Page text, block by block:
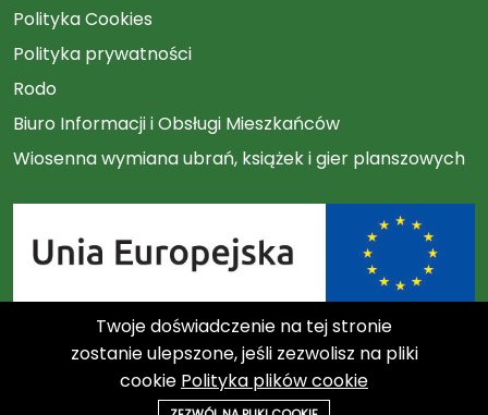
Polityka Cookies
Polityka prywatności
Rodo
Biuro Informacji i Obsługi Mieszkańców
Wiosenna wymiana ubrań, książek i gier planszowych
Link
Twoje doświadczenie na tej stronie
zostanie ulepszone, jeśli zezwolisz na pliki
cookie Polityka plików cookie